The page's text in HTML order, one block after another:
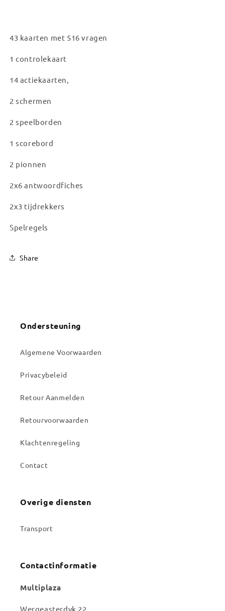
43 kaarten met 516 vragen
1 controlekaart
14 actiekaarten,
2 schermen
2 speelborden
1 scorebord
2 pionnen
2x6 antwoordfiches
2x3 tijdrekkers
Spelregels
Share
Ondersteuning
Algemene Voorwaarden
Privacybeleid
Retour Aanmelden
Retourvoorwaarden
Klachtenregeling
Contact
Overige diensten
Transport
Contactinformatie
Multiplaza
Wergeasterdyk 22